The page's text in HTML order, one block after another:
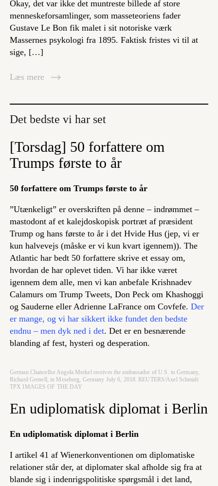
Okay, det var ikke det muntreste billede af store
menneskeforsamlinger, som masseteoriens fader
Gustave Le Bon fik malet i sit notoriske værk
Massernes psykologi fra 1895. Faktisk fristes vi til at
sige, […]
Læs mere
Det bedste vi har set
[Torsdag] 50 forfattere om
Trumps første to år
50 forfattere om Trumps første to år
”Utænkeligt” er overskriften på denne – indrømmet –
mastodont af et kalejdoskopisk portræt af præsident
Trump og hans første to år i det Hvide Hus (jep, vi er
kun halvevejs (måske er vi kun kvart igennem)). The
Atlantic har bedt 50 forfattere skrive et essay om,
hvordan de har oplevet tiden. Vi har ikke været
igennem dem alle, men vi kan anbefale Krishnadev
Calamurs om Trump Tweets, Don Peck om Khashoggi
og Sauderne eller Adrienne LaFrance om Covfefe. Der
er mange, og vi har sikkert ikke fundet den bedste
endnu – men dyk ned i det. Det er en besnærende
blanding af fest, hysteri og desperation.
German Chancellor Angela Merkel receives the ambassador of U.S. to Germany,
Richard Grenell, in Meseberg, Germany July 6, 2018. REUTERS/Axel Schmidt
TPX IMAGES OF THE DAY
En udiplomatisk diplomat i Berlin
En udiplomatisk diplomat i Berlin
I artikel 41 af Wienerkonventionen om diplomatiske
relationer står der, at diplomater skal afholde sig fra at
blande sig i indenrigspolitiske spørgsmål i det land,